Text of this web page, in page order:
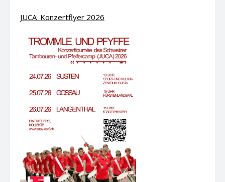
JUCA_Konzertflyer 2026